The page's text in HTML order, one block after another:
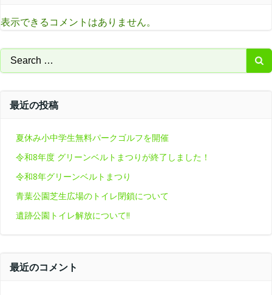
表示できるコメントはありません。
Search
for:
最近の投稿
夏休み小中学生無料パークゴルフを開催
令和8年度 グリーンベルトまつりが終了しました！
令和8年グリーンベルトまつり
青葉公園芝生広場のトイレ閉鎖について
遺跡公園トイレ解放について‼
最近のコメント